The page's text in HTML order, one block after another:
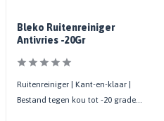
Bleko Ruitenreiniger
Antivries -20Gr
Ruitenreiniger | Kant-en-klaar |
Bestand tegen kou tot -20 graden